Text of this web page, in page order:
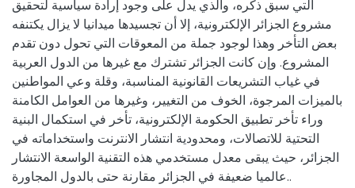
التي سبق ذكره، والذي يدل على وجود إرادة سياسية لتحقيق
مشروع الجزائر الإلكترونية، إلا أن تجسيدها ميدانيا لا يزال يكتنفه
بعض التأخر وهذا لوجود جملة من المعوقات التي تحول دون تقدم
المشروع. وإن كانت الجزائر تشترك مع غيرها من الدول العربية
في غياب التشريعات القانونية المناسبة، وقلة وعي المواطنين
بالميزات المرجوة، الخوف من التغيير، وغيرها من العوامل الكامنة
وراء تأخر تطبيق الحكومة الإلكترونية، تأخر في استكمال البنية
التحتية للاتصالات، ومحدودية انتشار الانترنت واستخداماته في
الجزائر، حيث يبقى معدل مستخدمي هذه التقنية الواسعة الانتشار
عالميا ضعيفة في الجزائر مقارنة حتى بالدول المجاورة..